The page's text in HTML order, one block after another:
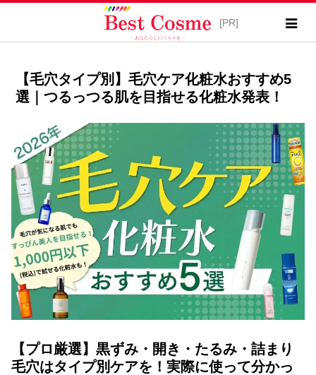
【毛穴タイプ別】毛穴ケア化粧水おすすめ5
選｜つるっつる肌を目指せる化粧水発表！
【プロ厳選】黒ずみ・開き・たるみ・詰まり
毛穴はタイプ別ケアを！実際に使って分かっ